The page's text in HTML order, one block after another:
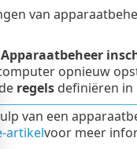
van
Apparaatbeheer
opnieuw
regelsdefiniëren in
van een
artikelvoor meer